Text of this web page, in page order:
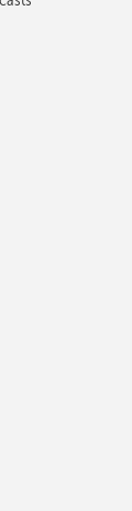
erst reaktiv im
dass keine
bei
Monitoring
passiert,
der Störung ist.
können
noch
Umspannwerk
Projekt?
Hesotech ein